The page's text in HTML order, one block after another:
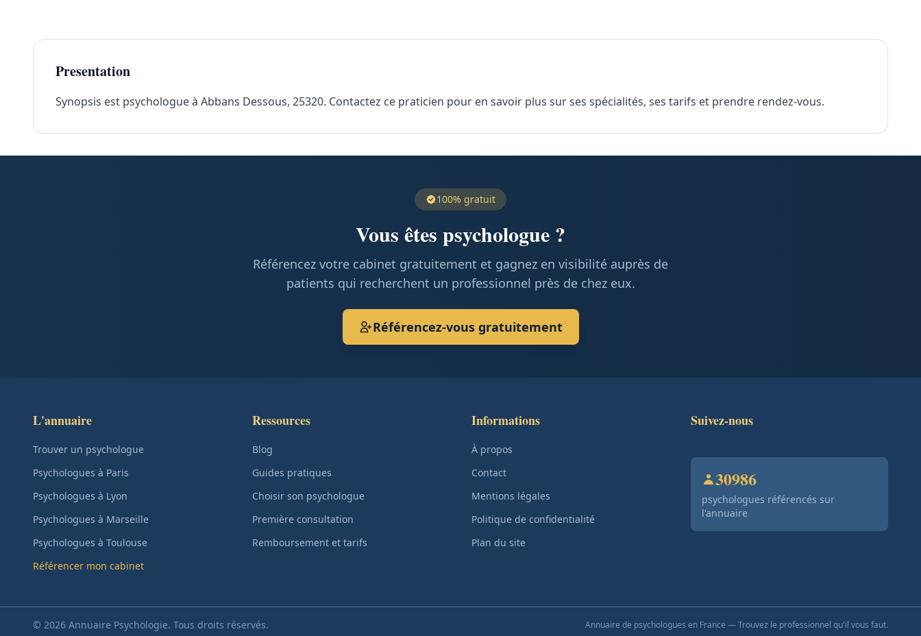
Presentation
Synopsis est psychologue à Abbans Dessous, 25320. Contactez ce praticien pour en savoir plus sur ses spécialités, ses tarifs et prendre rendez-vous.
100% gratuit
Vous êtes psychologue ?
Référencez votre cabinet gratuitement et gagnez en visibilité auprès de
patients qui recherchent un professionnel près de chez eux.
Référencez-vous gratuitement
L'annuaire
Trouver un psychologue
Psychologues à Paris
Psychologues à Lyon
Psychologues à Marseille
Psychologues à Toulouse
Référencer mon cabinet
Ressources
Blog
Guides pratiques
Choisir son psychologue
Première consultation
Remboursement et tarifs
Informations
À propos
Contact
Mentions légales
Politique de confidentialité
Plan du site
Suivez-nous
30986
psychologues référencés sur
l'annuaire
© 2026 Annuaire Psychologie. Tous droits réservés. Annuaire de psychologues en France — Trouvez le professionnel qu'il vous faut.